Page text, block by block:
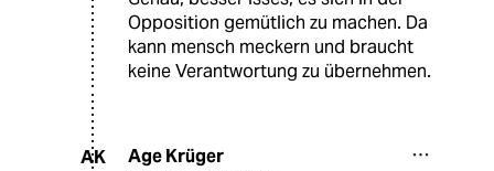
Opposition gemütlich zu machen. Da
kann mensch meckern und braucht
keine Verantwortung zu übernehmen.
AK Age Krüger